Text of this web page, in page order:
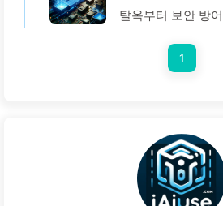
탈옥부터 보안 방
1